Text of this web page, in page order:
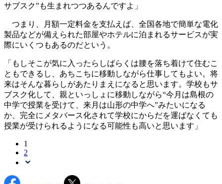
サブスク”も生まれつつあるんですよ」
つまり、月額一定料金を支払えば、全国各地で簡単な電化
製品などが備えられた部屋やホテルに泊まれるサービスが実
際にいくつもあるのだという。
「もしそこが気に入ったらしばらくは腰を落ち着けて住むこ
ともできるし、あちこちに移動しながら仕事してもよい。将
来はそんな暮らしがあたりまえになると思います。学校もサ
ブスク化して、親といっしょに移動しながら“今月は島根の
中学で授業を受けて、来月は山形の中学へ”みたいになる
か、完全にメタバース化されて学校にからだを運ばなくても
授業が受けられるようになる可能性も高いと思います」
1
2